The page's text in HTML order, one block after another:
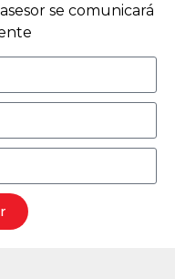
se comunicará